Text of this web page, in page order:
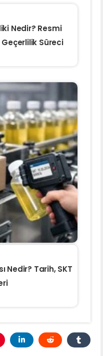
Nedir? Resmi
Süreci
Nedir? Tarih, SKT